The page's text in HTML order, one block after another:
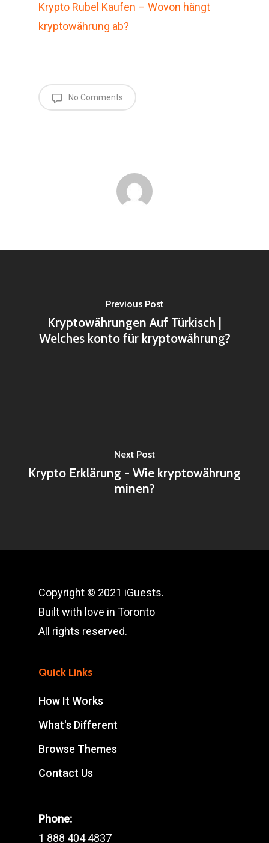
Krypto Rubel Kaufen – Wovon hängt
kryptowährung ab?
No Comments
Previous Post
Kryptowährungen Auf Türkisch |
Welches konto für kryptowährung?
Next Post
Krypto Erklärung - Wie kryptowährung
minen?
Copyright © 2021 iGuests.
Built with love in Toronto
All rights reserved.
Quick Links
How It Works
What's Different
Browse Themes
Contact Us
Phone:
1 888 404 4837